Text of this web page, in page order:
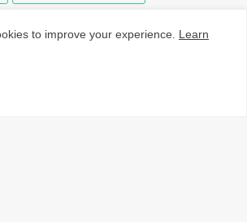
to improve your experience. Learn